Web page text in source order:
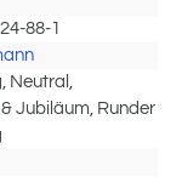
88-1
Neutral,
Jubiläum, Runder